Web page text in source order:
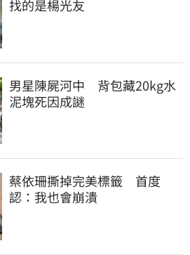
找的是楊光友
男星陳屍河中　背包藏20kg水
泥塊死因成謎
蔡依珊撕掉完美標籤　首度
認：我也會崩潰